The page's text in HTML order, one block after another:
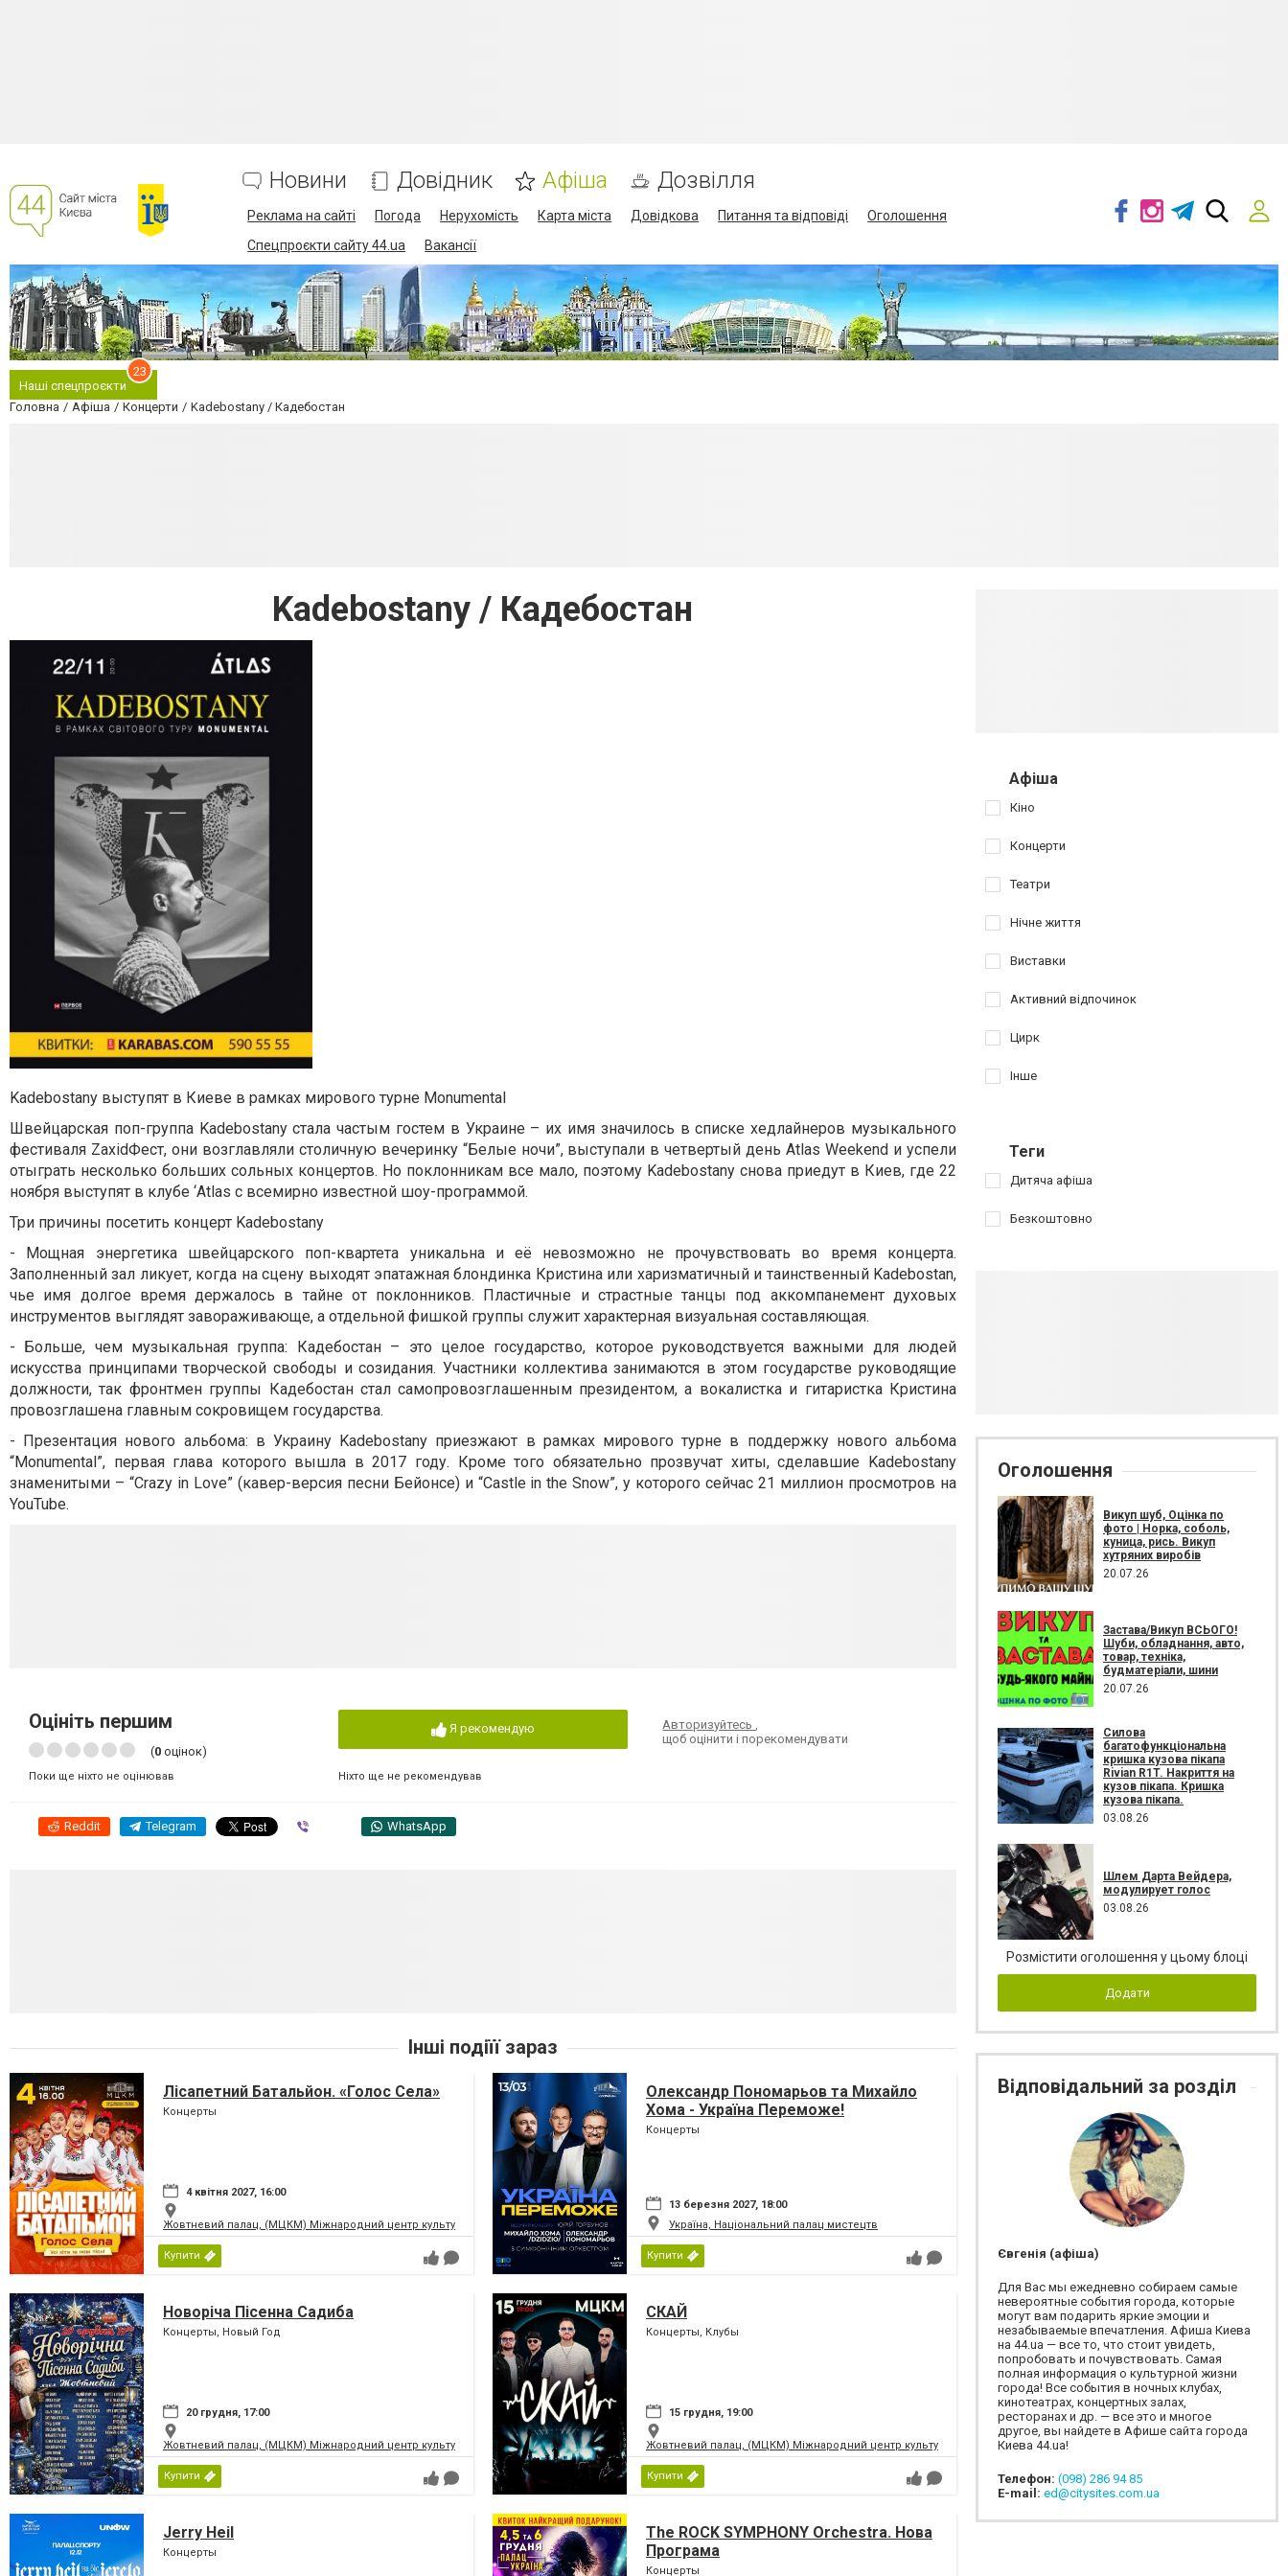
Новини Довідник Афіша Дозвілля
Реклама на сайті Погода Нерухомість Карта міста Довідкова Питання та відповіді
Оголошення
Спецпроєкти сайту 44.ua
Вакансії
Наші спецпроєкти
23
Головна Афіша Концерти Kadebostany / Кадебостан
Kadebostany / Кадебостан
Kadebostany выступят в Киеве в рамках мирового турне Monumental
Швейцарская поп-группа Kadebostany стала частым гостем в Украине – их имя значилось в списке хедлайнеров музыкального
фестиваля ZaxidФест, они возглавляли столичную вечеринку “Белые ночи”, выступали в четвертый день Atlas Weekend и успели
отыграть несколько больших сольных концертов. Но поклонникам все мало, поэтому Kadebostany снова приедут в Киев, где 22
ноября выступят в клубе ‘Atlas с всемирно известной шоу-программой.
Три причины посетить концерт Kadebostany
- Мощная энергетика швейцарского поп-квартета уникальна и её невозможно не прочувствовать во время концерта.
Заполненный зал ликует, когда на сцену выходят эпатажная блондинка Кристина или харизматичный и таинственный Kadebostan,
чье имя долгое время держалось в тайне от поклонников. Пластичные и страстные танцы под аккомпанемент духовых
инструментов выглядят завораживающе, а отдельной фишкой группы служит характерная визуальная составляющая.
- Больше, чем музыкальная группа: Кадебостан – это целое государство, которое руководствуется важными для людей
искусства принципами творческой свободы и созидания. Участники коллектива занимаются в этом государстве руководящие
должности, так фронтмен группы Кадебостан стал самопровозглашенным президентом, а вокалистка и гитаристка Кристина
провозглашена главным сокровищем государства.
- Презентация нового альбома: в Украину Kadebostany приезжают в рамках мирового турне в поддержку нового альбома
“Monumental”, первая глава которого вышла в 2017 году. Кроме того обязательно прозвучат хиты, сделавшие Kadebostany
знаменитыми – “Crazy in Love” (кавер-версия песни Бейонсе) и “Castle in the Snow”, у которого сейчас 21 миллион просмотров на
YouTube.
Оцініть першим
(0 оцінок)
Поки ще ніхто не оцінював
Я рекомендую
Ніхто ще не рекомендував
Авторизуйтесь,
щоб оцінити і порекомендувати
Reddit Telegram WhatsApp
Інші подіїї зараз
Лісапетний Батальйон. «Голос Села»
Концерты
4 квітня 2027, 16:00
Жовтневий палац, (МЦКМ) Міжнародний центр культури і мистецтв Федерації профспілок України
Купити
Олександр Пономарьов та Михайло
Хома - Україна Переможе!
Концерты
13 березня 2027, 18:00
Україна, Національний палац мистецтв
Купити
Новоріча Пісенна Садиба
Концерты, Новый Год
20 грудня, 17:00
Жовтневий палац, (МЦКМ) Міжнародний центр культури і мистецтв Федерації профспілок України
Купити
СКАЙ
Концерты, Клубы
15 грудня, 19:00
Жовтневий палац, (МЦКМ) Міжнародний центр культури і мистецтв Федерації профспілок України
Купити
Jerry Heil
Концерты
The ROCK SYMPHONY Orchestra. Нова
Програма
Концерты
Афіша
Кіно
Концерти
Театри
Нічне життя
Виставки
Активний відпочинок
Цирк
Інше
Теги
Дитяча афіша
Безкоштовно
Оголошення
Викуп шуб, Оцінка по
фото | Норка, соболь,
куница, рись. Викуп
хутряних виробів
20.07.26
Застава/Викуп ВСЬОГО!
Шуби, обладнання, авто,
товар, техніка,
будматеріали, шини
20.07.26
Силова
багатофункціональна
кришка кузова пікапа
Rivian R1T. Накриття на
кузов пікапа. Кришка
кузова пікапа.
03.08.26
Шлем Дарта Вейдера,
модулирует голос
03.08.26
Розмістити оголошення у цьому блоці
Додати
Відповідальний за розділ
Євгенія (афіша)
Для Вас мы ежедневно собираем самые
невероятные события города, которые
могут вам подарить яркие эмоции и
незабываемые впечатления. Афиша Киева
на 44.ua — все то, что стоит увидеть,
попробовать и почувствовать. Самая
полная информация о культурной жизни
города! Все события в ночных клубах,
кинотеатрах, концертных залах,
ресторанах и др. — все это и многое
другое, вы найдете в Афише сайта города
Киева 44.ua!
Телефон: (098) 286 94 85
E-mail: ed@citysites.com.ua